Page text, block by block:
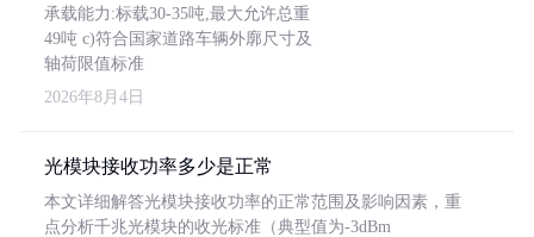
承载能力:标载30-35吨,最大允许总重
49吨 c)符合国家道路车辆外廓尺寸及
轴荷限值标准
2026年8月4日
光模块接收功率多少是正常
本文详细解答光模块接收功率的正常范围及影响因素，重
点分析千兆光模块的收光标准（典型值为-3dBm